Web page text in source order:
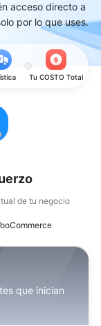
acceso directo a
por lo que uses.
Tu COSTO Total
de tu negocio
que inician